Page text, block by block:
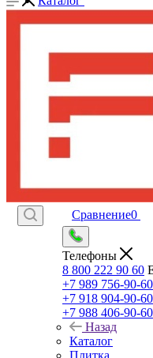
Сравнение0
Телефоны
8 800 222 90 60
+7 989 756-90-60
+7 918 904-90-60
+7 988 406-90-60
Назад
Каталог
Плитка